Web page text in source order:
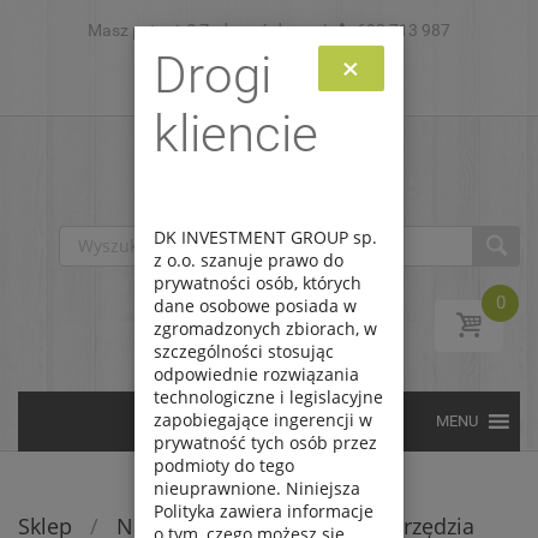
Skip to content
Masz pytanie? Zadzwoń do nas! 693 713 987
Zaloguj Zarejestruj
0
Sklep / Narzędzia i przyrządy / Narzędzia
Drogi
kliencie
×
DK INVESTMENT GROUP sp.
z o.o. szanuje prawo do
prywatności osób, których
dane osobowe posiada w
zgromadzonych zbiorach, w
szczególności stosując
odpowiednie rozwiązania
technologiczne i legislacyjne
zapobiegające ingerencji w
prywatność tych osób przez
podmioty do tego
nieuprawnione. Niniejsza
Polityka zawiera informacje